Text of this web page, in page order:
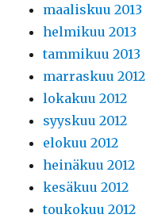
maaliskuu 2013
helmikuu 2013
tammikuu 2013
marraskuu 2012
lokakuu 2012
syyskuu 2012
elokuu 2012
heinäkuu 2012
kesäkuu 2012
toukokuu 2012